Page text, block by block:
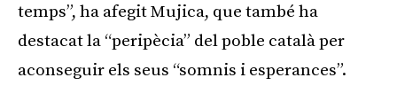
temps”, ha afegit Mujica, que també ha
destacat la “peripècia” del poble català per
aconseguir els seus “somnis i esperances”.